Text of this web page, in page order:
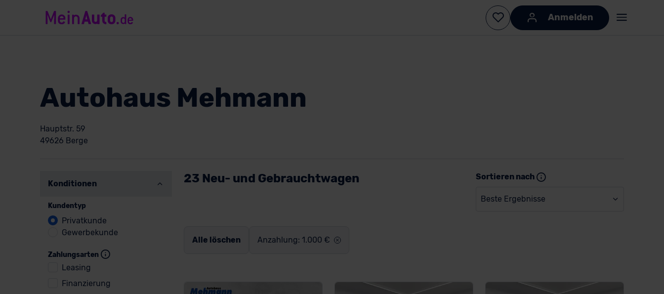
Anmelden
Autohaus Mehmann
Hauptstr. 59
49626 Berge
Konditionen
Kundentyp
Privatkunde
Gewerbekunde
Zahlungsarten
Leasing
Finanzierung
Sortieren nach
Beste Ergebnisse
23 Neu- und Gebrauchtwagen
Alle löschen Anzahlung: 1.000 €